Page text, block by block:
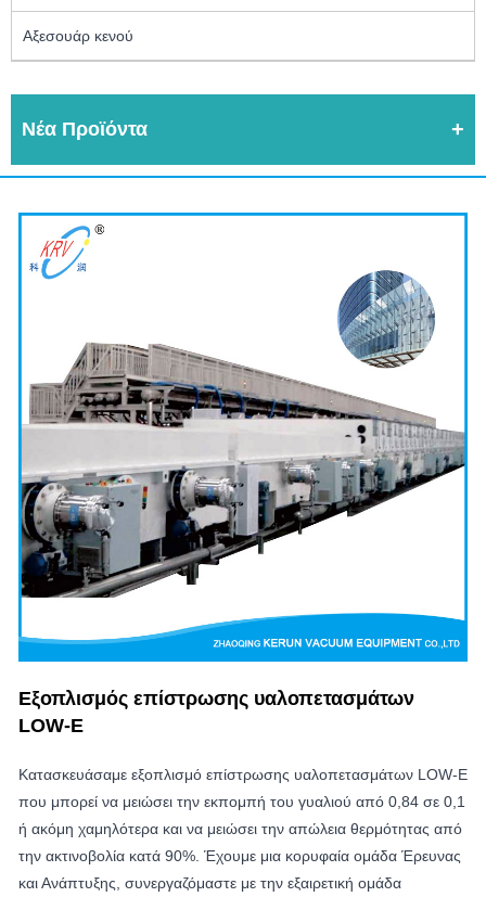
Αξεσουάρ κενού
Νέα Προϊόντα
Εξοπλισμός επίστρωσης υαλοπετασμάτων
LOW-E
Κατασκευάσαμε εξοπλισμό επίστρωσης υαλοπετασμάτων LOW-E
που μπορεί να μειώσει την εκπομπή του γυαλιού από 0,84 σε 0,1
ή ακόμη χαμηλότερα και να μειώσει την απώλεια θερμότητας από
την ακτινοβολία κατά 90%. Έχουμε μια κορυφαία ομάδα Έρευνας
και Ανάπτυξης, συνεργαζόμαστε με την εξαιρετική ομάδα